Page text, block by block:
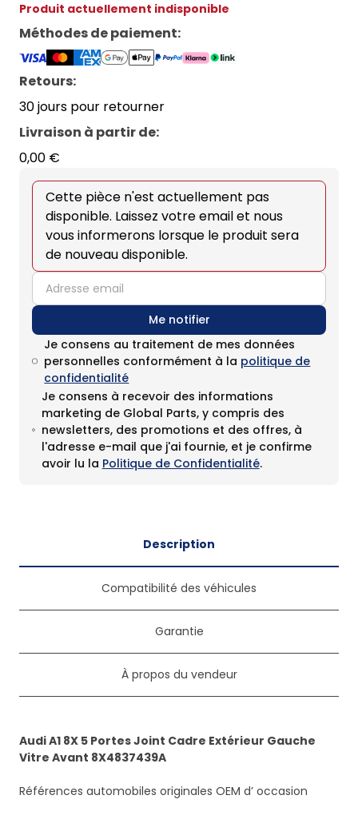
Produit actuellement indisponible
Méthodes de paiement:
Retours:
30 jours pour retourner
Livraison à partir de:
0,00 €
Cette pièce n'est actuellement pas
disponible. Laissez votre email et nous
vous informerons lorsque le produit sera
de nouveau disponible.
email
Me notifier
Je consens au traitement de mes données
personnelles conformément à la politique de
confidentialité
Je consens à recevoir des informations
marketing de Global Parts, y compris des
newsletters, des promotions et des offres, à
l'adresse e-mail que j'ai fournie, et je confirme
avoir lu la Politique de Confidentialité.
Description
Compatibilité des véhicules
Garantie
À propos du vendeur
Audi A1 8X 5 Portes Joint Cadre Extérieur Gauche
Vitre Avant 8X4837439A
Références automobiles originales OEM d’ occasion